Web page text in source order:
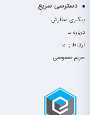
دسترسی سریع
پیگیری سفارش
درباره ما
ارتباط با ما
حریم خصوصی